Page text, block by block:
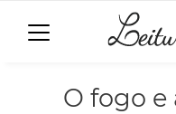
O fogo e